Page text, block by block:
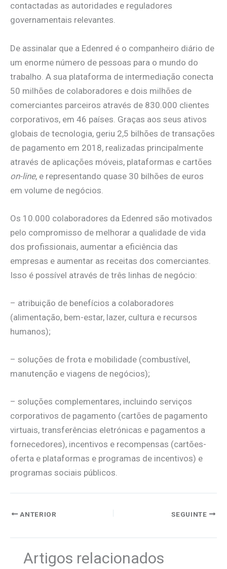
contactadas as autoridades e reguladores
governamentais relevantes.
De assinalar que a Edenred é o companheiro diário de
um enorme número de pessoas para o mundo do
trabalho. A sua plataforma de intermediação conecta
50 milhões de colaboradores e dois milhões de
comerciantes parceiros através de 830.000 clientes
corporativos, em 46 países. Graças aos seus ativos
globais de tecnologia, geriu 2,5 bilhões de transações
de pagamento em 2018, realizadas principalmente
através de aplicações móveis, plataformas e cartões
on-line, e representando quase 30 bilhões de euros
em volume de negócios.
Os 10.000 colaboradores da Edenred são motivados
pelo compromisso de melhorar a qualidade de vida
dos profissionais, aumentar a eficiência das
empresas e aumentar as receitas dos comerciantes.
Isso é possível através de três linhas de negócio:
– atribuição de benefícios a colaboradores
(alimentação, bem-estar, lazer, cultura e recursos
humanos);
– soluções de frota e mobilidade (combustível,
manutenção e viagens de negócios);
– soluções complementares, incluindo serviços
corporativos de pagamento (cartões de pagamento
virtuais, transferências eletrónicas e pagamentos a
fornecedores), incentivos e recompensas (cartões-
oferta e plataformas e programas de incentivos) e
programas sociais públicos.
ANTERIOR SEGUINTE
Artigos relacionados